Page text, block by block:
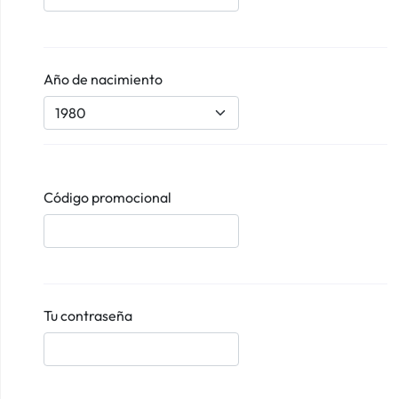
Año de nacimiento
Código promocional
Tu contraseña